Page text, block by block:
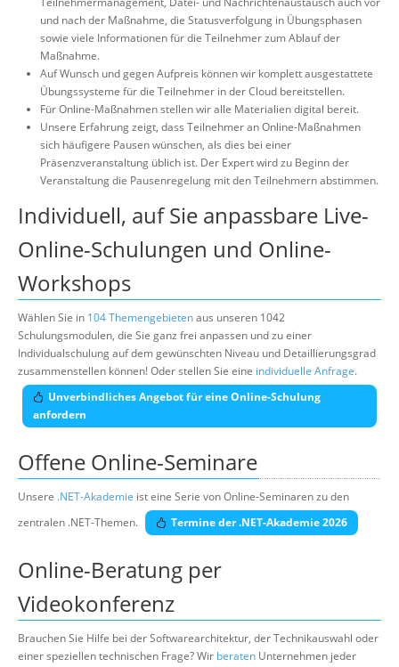
und nach der Maßnahme, die Statusverfolgung in Übungsphasen
sowie viele Informationen für die Teilnehmer zum Ablauf der
Maßnahme.
Auf Wunsch und gegen Aufpreis können wir komplett ausgestattete
Übungssysteme für die Teilnehmer in der Cloud bereitstellen.
Für Online-Maßnahmen stellen wir alle Materialien digital bereit.
Unsere Erfahrung zeigt, dass Teilnehmer an Online-Maßnahmen
sich häufigere Pausen wünschen, als dies bei einer
Präsenzveranstaltung üblich ist. Der Expert wird zu Beginn der
Veranstaltung die Pausenregelung mit den Teilnehmern abstimmen.
Individuell, auf Sie anpassbare Live-
Online-Schulungen und Online-
Workshops
Wählen Sie in 104 Themengebietenaus unseren 1042
Schulungsmodulen, die Sie ganz frei anpassen und zu einer
Individualschulung auf dem gewünschten Niveau und Detaillierungsgrad
zusammenstellen können! Oder stellen Sie eine individuelle Anfrage.
Unverbindliches Angebot für eine Online-Schulung
anfordern
Offene Online-Seminare
Unsere .NET-Akademie ist eine Serie von Online-Seminaren zu den
zentralen .NET-Themen.
Termine der .NET-Akademie 2026
Online-Beratung per
Videokonferenz
Brauchen Sie Hilfe bei der Softwarearchitektur, der Technikauswahl oder
einer speziellen technischen Frage? Wir beraten Unternehmen jeder